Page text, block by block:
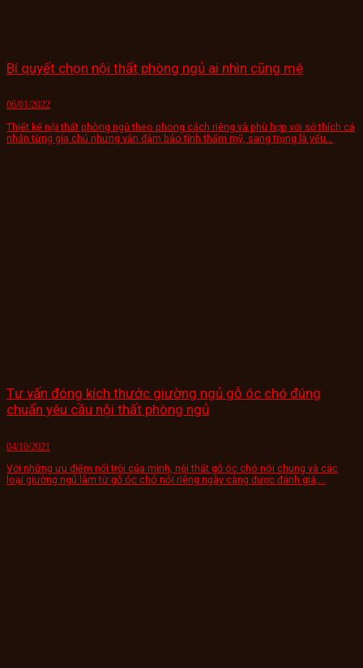
Bí quyết chọn nội thất phòng ngủ ai nhìn cũng mê
06/01/2022
Thiết kế nội thất phòng ngủ theo phong cách riêng và phù hợp với sở thích cá
nhân từng gia chủ nhưng vẫn đảm bảo tính thẩm mỹ, sang trọng là yếu...
Tư vấn đóng kích thước giường ngủ gỗ óc chó đúng
chuẩn yêu cầu nội thất phòng ngủ
04/10/2021
Với những ưu điểm nổi trội của mình, nội thất gỗ óc chó nói chung và các
loại giường ngủ làm từ gỗ óc chó nói riêng ngày càng được đánh giá,...